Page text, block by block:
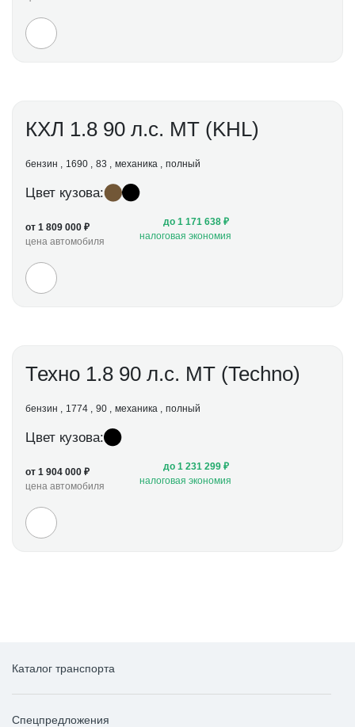
КХЛ 1.8 90 л.с. МТ (KHL)
бензин 1690 83 механика полный
Цвет кузова:
от 1 809 000 ₽
цена автомобиля
до 1 171 638 ₽
налоговая экономия
Техно 1.8 90 л.с. МТ (Techno)
бензин 1774 90 механика полный
Цвет кузова:
от 1 904 000 ₽
цена автомобиля
до 1 231 299 ₽
налоговая экономия
Каталог транспорта
Спецпредложения